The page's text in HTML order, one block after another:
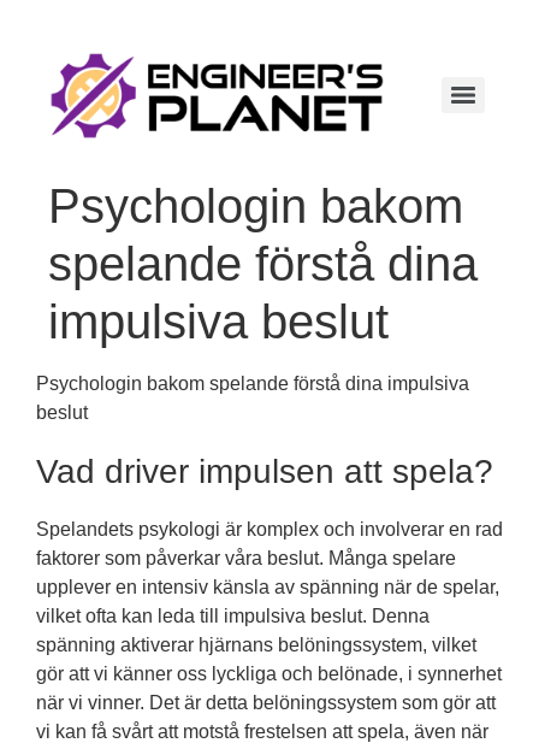
Psychologin bakom
spelande förstå dina
impulsiva beslut
Psychologin bakom spelande förstå dina impulsiva
beslut
Vad driver impulsen att spela?
Spelandets psykologi är komplex och involverar en rad
faktorer som påverkar våra beslut. Många spelare
upplever en intensiv känsla av spänning när de spelar,
vilket ofta kan leda till impulsiva beslut. Denna
spänning aktiverar hjärnans belöningssystem, vilket
gör att vi känner oss lyckliga och belönade, i synnerhet
när vi vinner. Det är detta belöningssystem som gör att
vi kan få svårt att motstå frestelsen att spela, även när